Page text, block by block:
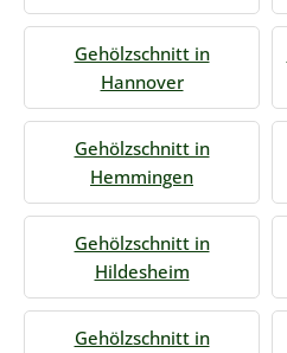
Gehölzschnitt in
Hannover
Gehölzschnitt in
Hemmingen
Gehölzschnitt in
Hildesheim
Gehölzschnitt in